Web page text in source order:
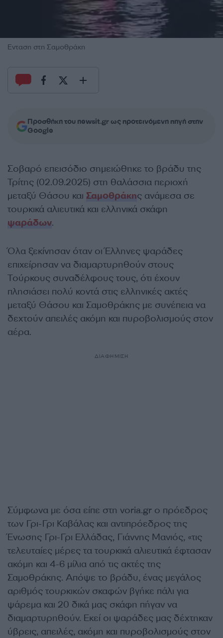
Ενταση στη Σαμοθράκη
Προσθήκη του newsit.gr ως προτεινόμενη πηγή στην
Google
Σοβαρό επεισόδιο σημειώθηκε το βράδυ της
Τρίτης (02.09.2025) στη θαλάσσια περιοχή
μεταξύ Θάσου και Σαμοθράκης ανάμεσα σε
τουρκικά αλιευτικά και ελληνικά σκάφη
ψαράδων.
Όλα ξεκίνησαν όταν οι Έλληνες ψαράδες
επιχείρησαν να διαμαρτυρηθούν στους
Τούρκους συναδέλφους τους, ότι έχουν
πλησιάσει πολύ κοντά στις ελληνικές ακτές
μεταξύ Θάσου και Σαμοθράκης με συνέπεια να
δεχτούν απειλές ακόμη και πυροβολισμούς στον
αέρα.
ΔΙΑΦΗΜΙΣΗ
Σύμφωνα με όσα είπε στη voria.gr ο πρόεδρος
των Γρι-Γρι Καβάλας και αντιπρόεδρος της
Ένωσης Γρι-Γρι Ελλάδας, Γιάννης Μανιός, «τις
τελευταίες μέρες τα τουρκικά αλιευτικά έφτασαν
ακόμη και 4-6 μίλια από τις ακτές της
Σαμοθράκης. Απόψε το βράδυ, ένας μεγάλος
αριθμός τουρκικών σκαφών βγήκε πάλι για
ψάρεμα και 20 δικά μας σκάφη πήγαν να
διαμαρτυρηθούν. Εκεί οι ψαράδες μας δέχτηκαν
ύβρεις, απειλές, ακόμη και πυροβολισμούς στον